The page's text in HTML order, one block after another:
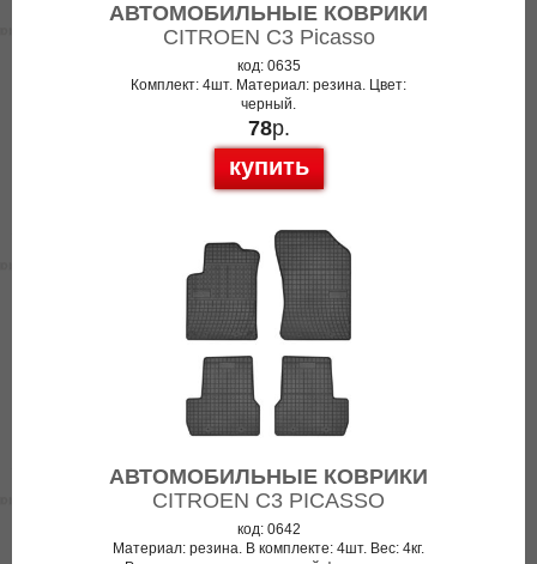
АВТОМОБИЛЬНЫЕ КОВРИКИ
CITROEN C3 Picasso
код: 0635
Комплект: 4шт. Материал: резина. Цвет:
черный.
78р.
купить
АВТОМОБИЛЬНЫЕ КОВРИКИ
CITROEN C3 PICASSO
код: 0642
Материал: резина. В комплекте: 4шт. Вес: 4кг.